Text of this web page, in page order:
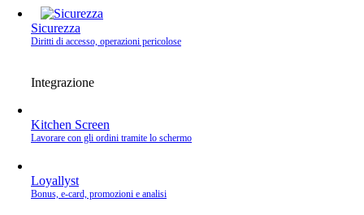
Sicurezza
Diritti di accesso, operazioni pericolose
Integrazione
Kitchen Screen
Lavorare con gli ordini tramite lo schermo
Loyallyst
Bonus, e‑card, promozioni e analisi